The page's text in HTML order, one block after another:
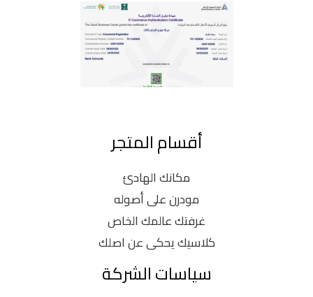
أقسام المتجر
مكانك الهادئ
مودرن على أصوله
غرفتك عالمك الخاص
كلاسيك يحكى عن اصلك
سياسات الشركة